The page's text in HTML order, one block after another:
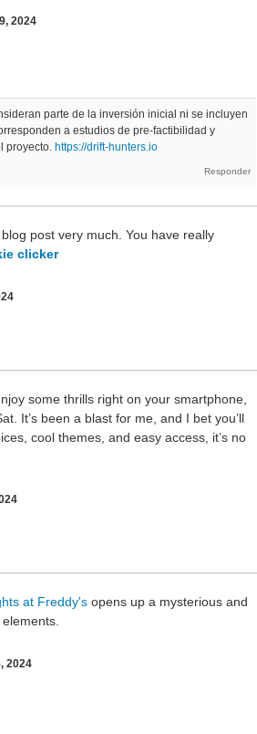
2024
parte de la inversión inicial ni se incluyen
a estudios de pre-factibilidad y
proyecto. https://drift-hunters.io
post very much. You have really
clicker
some thrills right on your smartphone,
It’s been a blast for me, and I bet you’ll
cool themes, and easy access, it’s no
at Freddy's opens up a mysterious and
2024